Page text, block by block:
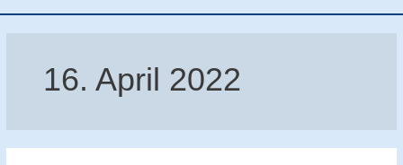
16. April 2022